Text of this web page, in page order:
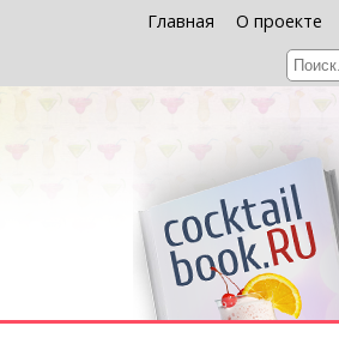
Главная О проекте